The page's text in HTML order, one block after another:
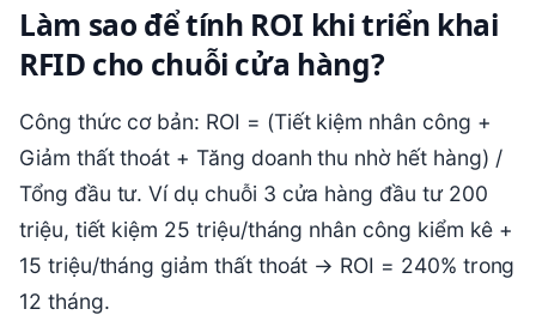
Làm sao để tính ROI khi triển khai
RFID cho chuỗi cửa hàng?
Công thức cơ bản: ROI = (Tiết kiệm nhân công +
Giảm thất thoát + Tăng doanh thu nhờ hết hàng) /
Tổng đầu tư. Ví dụ chuỗi 3 cửa hàng đầu tư 200
triệu, tiết kiệm 25 triệu/tháng nhân công kiểm kê +
15 triệu/tháng giảm thất thoát → ROI = 240% trong
12 tháng.